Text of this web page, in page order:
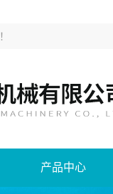
！
产品中心